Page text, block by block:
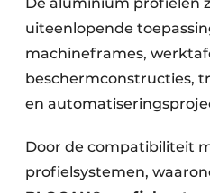
uiteenlopende
machineframes,
beschermconstructies,
en
Door de compatibiliteit
profielsystemen,